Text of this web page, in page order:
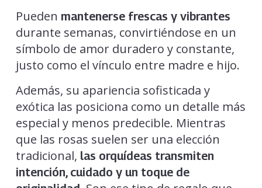
Pueden mantenerse frescas y vibrantes
durante semanas, convirtiéndose en un
símbolo de amor duradero y constante,
justo como el vínculo entre madre e hijo.
Además, su apariencia sofisticada y
exótica las posiciona como un detalle más
especial y menos predecible. Mientras
que las rosas suelen ser una elección
tradicional, las orquídeas transmiten
intención, cuidado y un toque de